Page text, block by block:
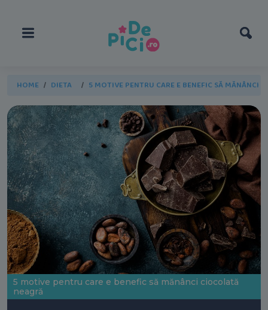
HOME DIETA 5 MOTIVE PENTRU CARE E BENEFIC SĂ MĂNÂNCI
5 motive pentru care e benefic să mănânci ciocolată
neagră